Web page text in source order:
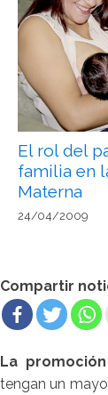
El rol del
familia en
Materna
24/04/2009
Compartir
La
tengan un